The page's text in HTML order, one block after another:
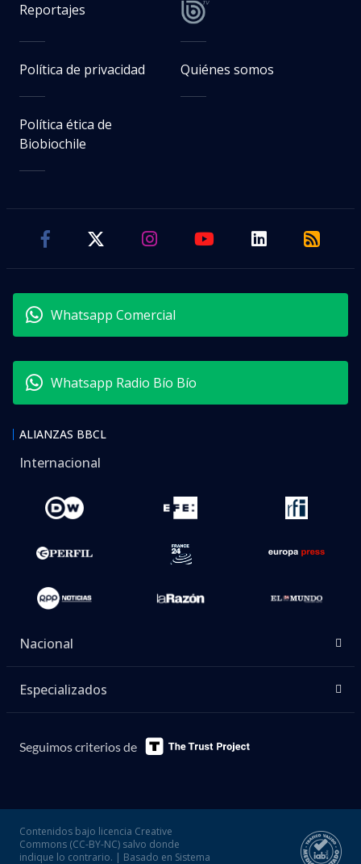
Reportajes
Política de privacidad Quiénes somos
Política ética de
Biobiochile
Whatsapp Comercial
Whatsapp Radio Bío Bío
ALIANZAS BBCL
Internacional
Nacional
Especializados
Seguimos criterios de
Contenidos bajo licencia Creative
Commons (CC-BY-NC) salvo donde
indique lo contrario. | Basado en Sistema